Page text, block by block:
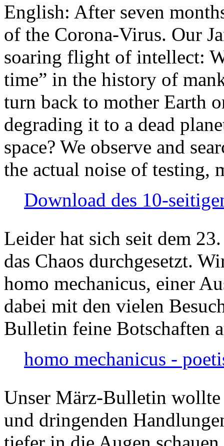
English: After seven
of the Corona-Virus. Our
soaring flight of intellect:
time” in the history of
turn back to mother Earth
degrading it to a dead
space? We observe and
the actual noise of testing,
Download des 10-
Leider hat sich seit dem
das Chaos durchgesetzt.
homo mechanicus, einer
dabei mit den vielen
Bulletin feine Botschaften
homo mechanicus -
Unser März-Bulletin
und dringenden